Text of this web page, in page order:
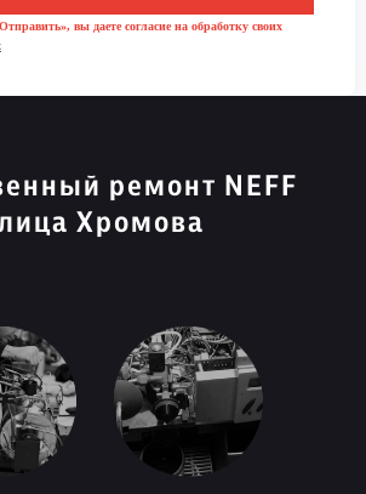
вы даете согласие на обработку своих
ремонт NEFF
Хромова